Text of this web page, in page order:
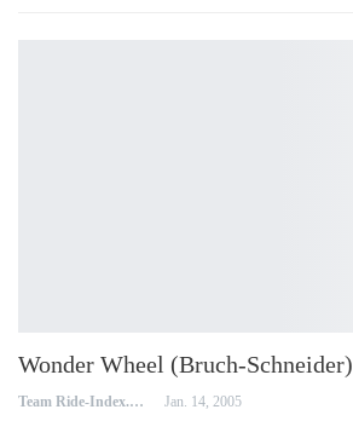
Wonder Wheel (Bruch-Schneider)
Team Ride-Index.de Jan. 14, 2005